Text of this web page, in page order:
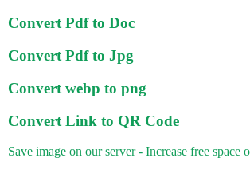
Convert Pdf to Doc
Convert Pdf to Jpg
Convert webp to png
Convert Link to QR Code
Save image on our server - Increase free space